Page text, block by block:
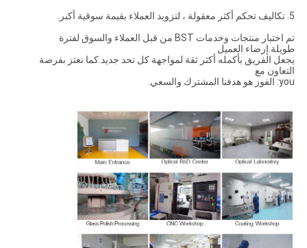
5. تكاليف تحكم أكثر معقولة ، لتزويد العملاء بقيمة سوقية أكبر.
تم اختبار منتجات وخدمات BST من قبل العملاء والسوق لفترة
طويلة.إرضاء العميل
يجعل الفريق بأكمله أكثر ثقة لمواجهة كل تحد جديد.كما نعتز بفرصة
التعاون مع
you: الفوز هو هدفنا المشترك والسعي.